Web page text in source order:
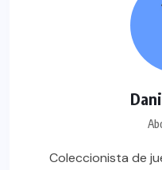
Coleccionista de